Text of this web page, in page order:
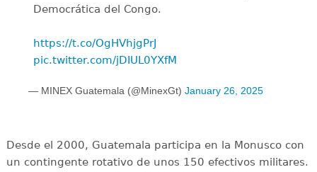
Democrática del Congo.
https://t.co/OgHVhjgPrJ
pic.twitter.com/jDIUL0YXfM
— MINEX Guatemala (@MinexGt) January 26, 2025
Desde el 2000, Guatemala participa en la Monusco con
un contingente rotativo de unos 150 efectivos militares.